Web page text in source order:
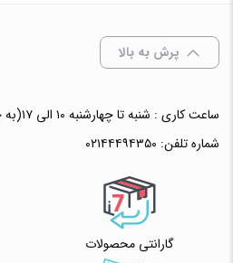
پرش به بالا
ساعت کاری : شنبه تا چهارشنبه ۱۰ الی ۱۷(به جز ایام تعطیل)
شماره تلفن: ۰۲۱۴۴۴۹۴۳۵۰
گارانتی محصولات